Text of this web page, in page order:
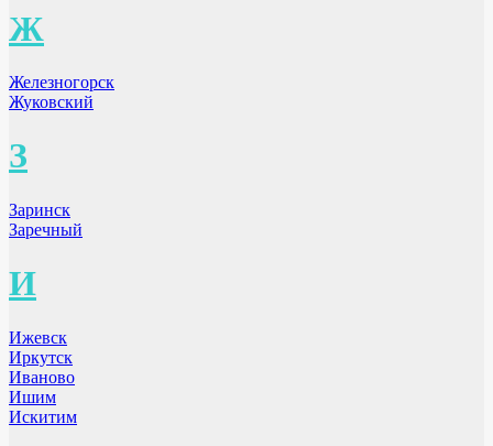
Ж
Железногорск
Жуковский
З
Заринск
Заречный
И
Ижевск
Иркутск
Иваново
Ишим
Искитим